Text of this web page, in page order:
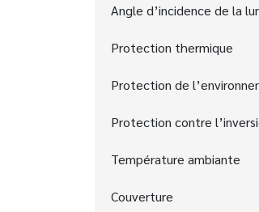
Angle d’incidence de la
Protection thermique
Protection de
Protection contre
Température ambiante
Couverture